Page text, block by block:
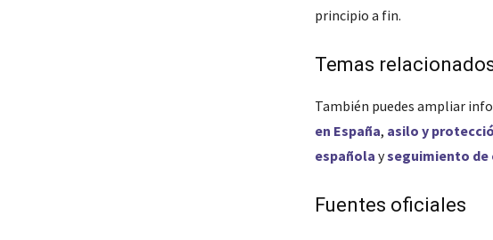
principio a fin.
Temas
También puedes ampliar
en España, asilo y
española yseguimiento de
Fuentes oficiales